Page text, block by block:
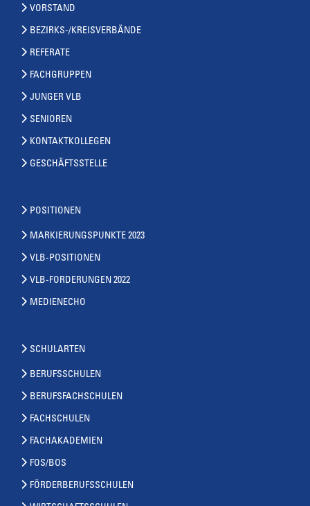
VORSTAND
BEZIRKS-/KREISVERBÄNDE
REFERATE
FACHGRUPPEN
JUNGER VLB
SENIOREN
KONTAKTKOLLEGEN
GESCHÄFTSSTELLE
POSITIONEN
MARKIERUNGSPUNKTE 2023
VLB-POSITIONEN
VLB-FORDERUNGEN 2022
MEDIENECHO
SCHULARTEN
BERUFSSCHULEN
BERUFSFACHSCHULEN
FACHSCHULEN
FACHAKADEMIEN
FOS/BOS
FÖRDERBERUFSSCHULEN